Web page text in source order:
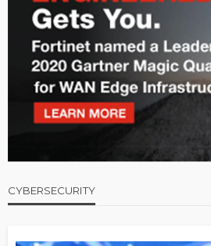
CYBERSECURITY